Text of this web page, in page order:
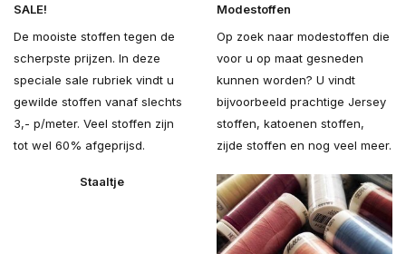
SALE!
De mooiste stoffen tegen de
scherpste prijzen. In deze
speciale sale rubriek vindt u
gewilde stoffen vanaf slechts
3,- p/meter. Veel stoffen zijn
tot wel 60% afgeprijsd.
Modestoffen
Op zoek naar modestoffen die
voor u op maat gesneden
kunnen worden? U vindt
bijvoorbeeld prachtige Jersey
stoffen, katoenen stoffen,
zijde stoffen en nog veel meer.
Staaltje